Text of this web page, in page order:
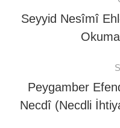
navigation
Seyyid Nesîmî
Peygamber
Necdî (Necdli